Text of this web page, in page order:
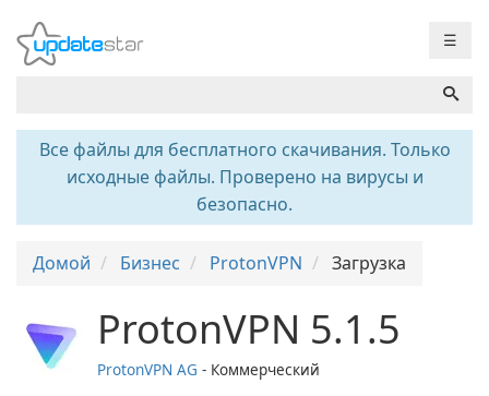
☰
Все файлы для бесплатного скачивания. Только
исходные файлы. Проверено на вирусы и
безопасно.
Домой Бизнес ProtonVPN Загрузка
ProtonVPN 5.1.5
ProtonVPN AG - Коммерческий